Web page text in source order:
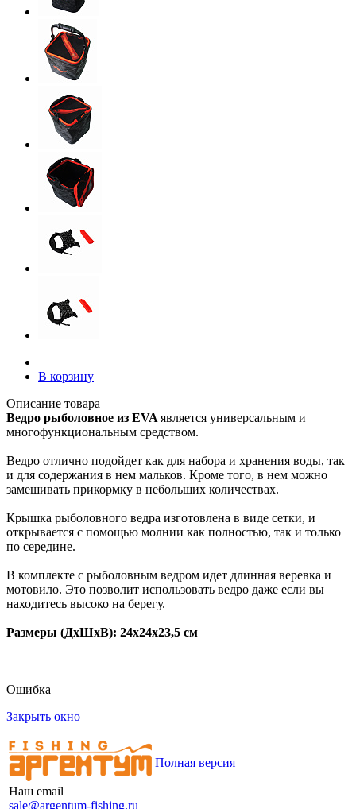
В корзину
Описание товара
Ведро рыболовное из EVA является универсальным и
многофункциональным средством.
Ведро отлично подойдет как для набора и хранения воды, так
и для содержания в нем мальков. Кроме того, в нем можно
замешивать прикормку в небольших количествах.
Крышка рыболовного ведра изготовлена в виде сетки, и
открывается с помощью молнии как полностью, так и только
по середине.
В комплекте с рыболовным ведром идет длинная веревка и
мотовило. Это позволит использовать ведро даже если вы
находитесь высоко на берегу.
Размеры (ДхШхВ): 24х24х23,5 см
Ошибка
Закрыть окно
Наш email
sale@argentum-fishing.ru
Полная версия